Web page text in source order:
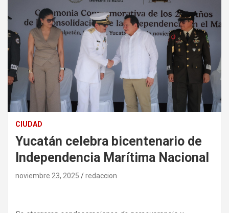
CIUDAD
Yucatán celebra bicentenario de
Independencia Marítima Nacional
noviembre 23, 2025 redaccion